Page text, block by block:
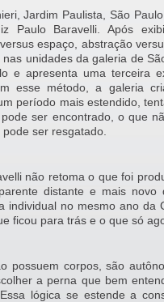
Jardim Paulista, São
Paulo Baravelli. Após
espaço, abstração
unidades da galeria de
e apresenta uma terceira
esse método, a galeria
período mais estendido,
ser encontrado, o que
ser resgatado.
não retoma o que foi
distante e mais novo
individual no mesmo ano da
ficou para trás e o que só
possuem corpos, são
a perna que bem
lógica se estende a